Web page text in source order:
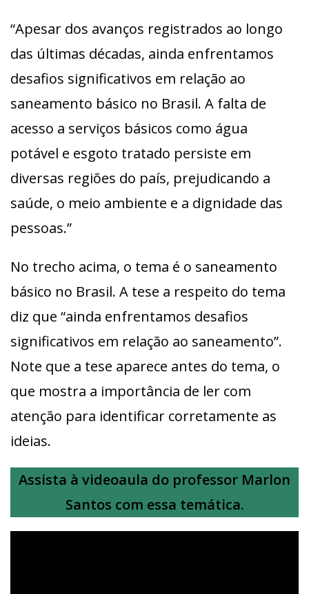
“Apesar dos avanços registrados ao longo
das últimas décadas, ainda enfrentamos
desafios significativos em relação ao
saneamento básico no Brasil. A falta de
acesso a serviços básicos como água
potável e esgoto tratado persiste em
diversas regiões do país, prejudicando a
saúde, o meio ambiente e a dignidade das
pessoas.”
No trecho acima, o tema é o saneamento
básico no Brasil. A tese a respeito do tema
diz que “ainda enfrentamos desafios
significativos em relação ao saneamento”.
Note que a tese aparece antes do tema, o
que mostra a importância de ler com
atenção para identificar corretamente as
ideias.
Assista à videoaula do professor Marlon
Santos com essa temática.